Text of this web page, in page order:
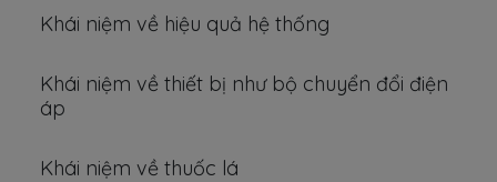
Khái niệm về hiệu quả hệ thống
Khái niệm về thiết bị như bộ chuyển đổi điện
áp
Khái niệm về thuốc lá